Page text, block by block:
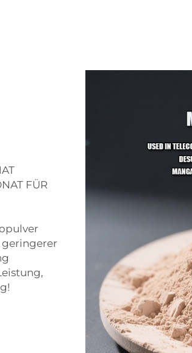
FÜR
geringerer